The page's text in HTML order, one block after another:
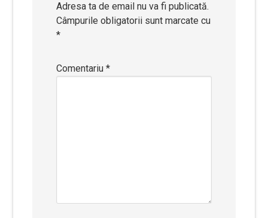
Adresa ta de email nu va fi publicată.
Câmpurile obligatorii sunt marcate cu
*
Comentariu*